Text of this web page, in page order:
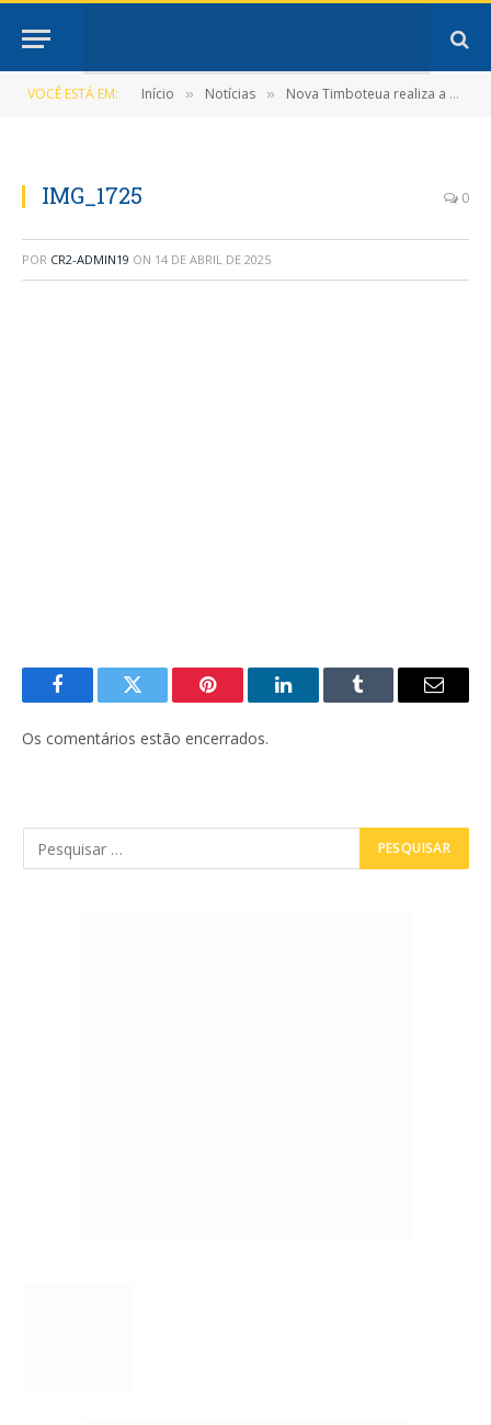
VOCÊ ESTÁ EM: Início » Notícias » Nova Timboteua realiza a 1ª Conferência Municipal da Saúde do Trabalhador e da Trabalhadora
IMG_1725 0
POR CR2-ADMIN19 ON 14 DE ABRIL DE 2025
FacebookTwitter Pinterest LinkedInTumblr
E-
Os comentários estão encerrados.